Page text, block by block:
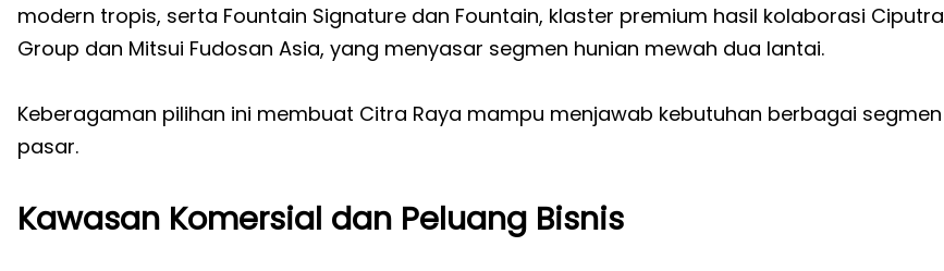
modern tropis, serta Fountain Signature dan Fountain, klaster premium hasil kolaborasi Ciputra
Group dan Mitsui Fudosan Asia, yang menyasar segmen hunian mewah dua lantai.
Keberagaman pilihan ini membuat Citra Raya mampu menjawab kebutuhan berbagai segmen
pasar.
Kawasan Komersial dan Peluang Bisnis